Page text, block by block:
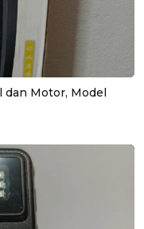
dan Motor, Model